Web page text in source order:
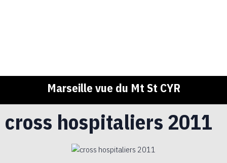
Marseille vue du Mt St CYR
cross hospitaliers 2011